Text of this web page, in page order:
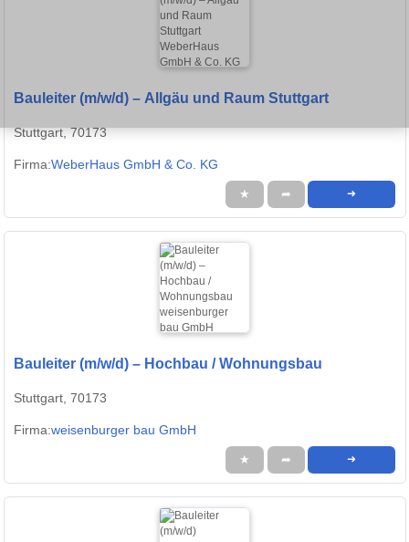
Bauleiter (m/w/d) – Allgäu und Raum Stuttgart
Stuttgart, 70173
Firma:WeberHaus GmbH & Co. KG
★ ➦ ➜
Bauleiter (m/w/d) – Hochbau / Wohnungsbau
Stuttgart, 70173
Firma:weisenburger bau GmbH
★ ➦ ➜